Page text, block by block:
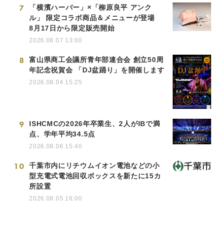
7
「横濱ハーバー」×「柳原良平 アンク
ル」 限定コラボ商品＆メニューが登場
8月17日から限定販売開始
2026.08.07 13:00
8
富山県商工会議所青年部連合会 創立50周
年記念祝賀会 「DJ盆踊り」を開催します
2026.08.04 15:25
9
ISHCMCの2026年卒業生、2人がIBで満
点、学年平均34.5点
2026.08.06 15:40
10
千葉市内にリチウムイオン電池などの小
型充電式電池回収ボックスを新たに15カ
所設置
2026.08.05 16:00